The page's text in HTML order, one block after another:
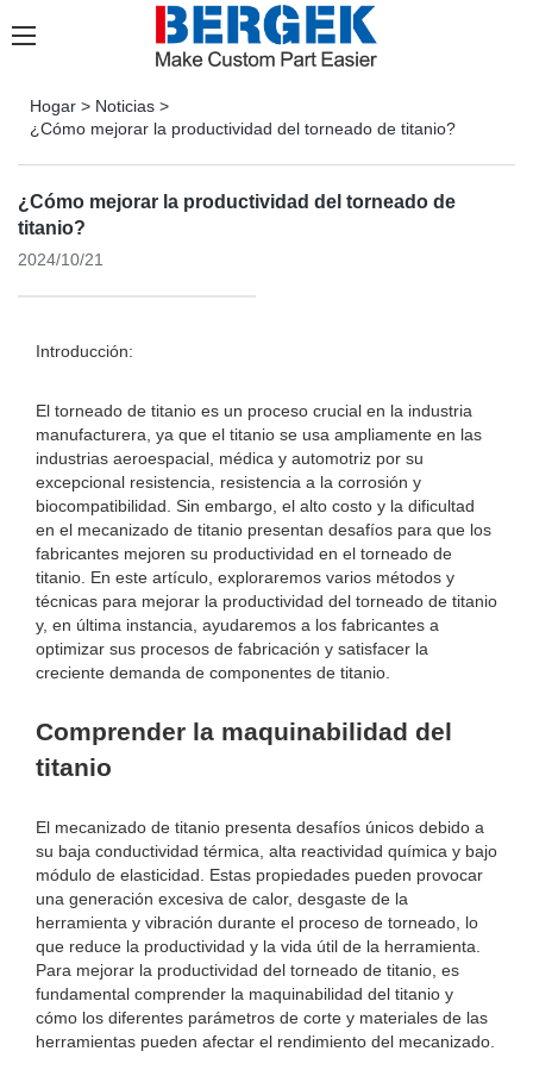
Hogar > Noticias >
¿Cómo mejorar la productividad del torneado de titanio?
¿Cómo mejorar la productividad del torneado de
titanio?
2024/10/21
Introducción:
El torneado de titanio es un proceso crucial en la industria
manufacturera, ya que el titanio se usa ampliamente en las
industrias aeroespacial, médica y automotriz por su
excepcional resistencia, resistencia a la corrosión y
biocompatibilidad. Sin embargo, el alto costo y la dificultad
en el mecanizado de titanio presentan desafíos para que los
fabricantes mejoren su productividad en el torneado de
titanio. En este artículo, exploraremos varios métodos y
técnicas para mejorar la productividad del torneado de titanio
y, en última instancia, ayudaremos a los fabricantes a
optimizar sus procesos de fabricación y satisfacer la
creciente demanda de componentes de titanio.
Comprender la maquinabilidad del
titanio
El mecanizado de titanio presenta desafíos únicos debido a
su baja conductividad térmica, alta reactividad química y bajo
módulo de elasticidad. Estas propiedades pueden provocar
una generación excesiva de calor, desgaste de la
herramienta y vibración durante el proceso de torneado, lo
que reduce la productividad y la vida útil de la herramienta.
Para mejorar la productividad del torneado de titanio, es
fundamental comprender la maquinabilidad del titanio y
cómo los diferentes parámetros de corte y materiales de las
herramientas pueden afectar el rendimiento del mecanizado.